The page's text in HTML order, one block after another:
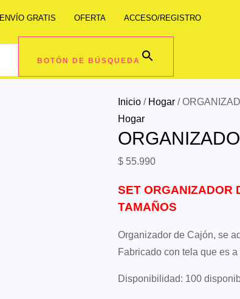
ENVÍO GRATIS OFERTA ACCESO/REGISTRO
BOTÓN DE BÚSQUEDA
Inicio / Hogar /
Hogar
$ 55.990
SET ORGANIZADOR
TAMAÑOS
Organizador de Cajón, se
Fabricado con tela que es
Disponibilidad: 100